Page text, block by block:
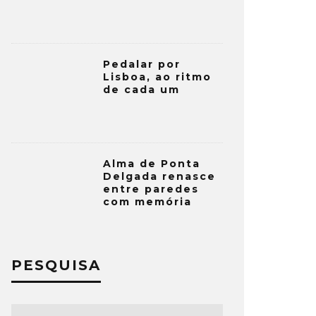
Pedalar por
Lisboa, ao ritmo
de cada um
Alma de Ponta
Delgada renasce
entre paredes
com memória
PESQUISA